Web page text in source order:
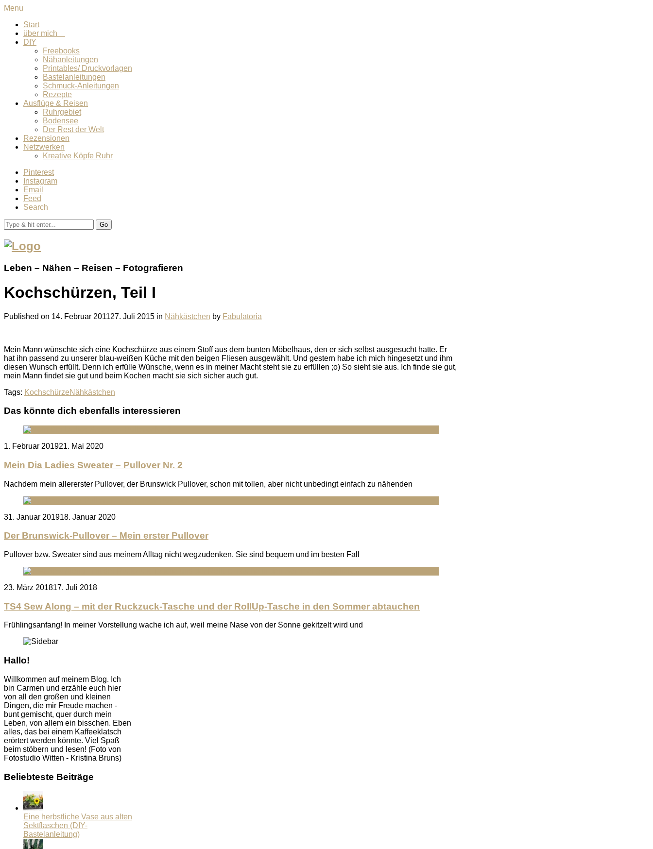
Menu
Start
über mich
DIY
Freebooks
Nähanleitungen
Printables/ Druckvorlagen
Bastelanleitungen
Schmuck-Anleitungen
Rezepte
Ausflüge & Reisen
Ruhrgebiet
Bodensee
Der Rest der Welt
Rezensionen
Netzwerken
Kreative Köpfe Ruhr
Pinterest
Instagram
Email
Feed
Search
Go
Leben – Nähen – Reisen – Fotografieren
Kochschürzen, Teil I
Published on 14. Februar 201127. Juli 2015 in Nähkästchen by Fabulatoria
Mein Mann wünschte sich eine Kochschürze aus einem Stoff aus dem bunten Möbelhaus, den er sich selbst ausgesucht hatte. Er
hat ihn passend zu unserer blau-weißen Küche mit den beigen Fliesen ausgewählt. Und gestern habe ich mich hingesetzt und ihm
diesen Wunsch erfüllt. Denn ich erfülle Wünsche, wenn es in meiner Macht steht sie zu erfüllen ;o) So sieht sie aus. Ich finde sie gut,
mein Mann findet sie gut und beim Kochen macht sie sich sicher auch gut.
Tags: KochschürzeNähkästchen
Das könnte dich ebenfalls interessieren
Posted
1. Februar 201921. Mai 2020
Mein Dia Ladies Sweater – Pullover Nr. 2
Nachdem mein allererster Pullover, der Brunswick Pullover, schon mit tollen, aber nicht unbedingt einfach zu nähenden
Posted
31. Januar 201918. Januar 2020
Der Brunswick-Pullover – Mein erster Pullover
Pullover bzw. Sweater sind aus meinem Alltag nicht wegzudenken. Sie sind bequem und im besten Fall
Posted
23. März 201817. Juli 2018
TS4 Sew Along – mit der Ruckzuck-Tasche und der RollUp-Tasche in den Sommer abtauchen
Frühlingsanfang! In meiner Vorstellung wache ich auf, weil meine Nase von der Sonne gekitzelt wird und
Hallo!
Willkommen auf meinem Blog. Ich
bin Carmen und erzähle euch hier
von all den großen und kleinen
Dingen, die mir Freude machen -
bunt gemischt, quer durch mein
Leben, von allem ein bisschen. Eben
alles, das bei einem Kaffeeklatsch
erörtert werden könnte. Viel Spaß
beim stöbern und lesen! (Foto von
Fotostudio Witten - Kristina Bruns)
Beliebteste Beiträge
Eine herbstliche Vase aus alten
Sektflaschen (DIY-
Bastelanleitung)